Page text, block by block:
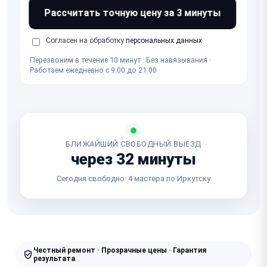
Рассчитать точную цену за 3 минуты
Согласен на обработку персональных данных
Перезвоним в течение 10 минут · Без навязывания ·
Работаем ежедневно с 9:00 до 21:00
БЛИЖАЙШИЙ СВОБОДНЫЙ ВЫЕЗД
через 32 минуты
Сегодня свободно: 4 мастера по Иркутску
Честный ремонт · Прозрачные цены · Гарантия
результата